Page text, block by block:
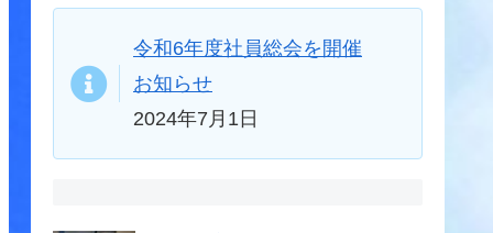
令和6年度社員総会を開催
お知らせ
2024年7月1日